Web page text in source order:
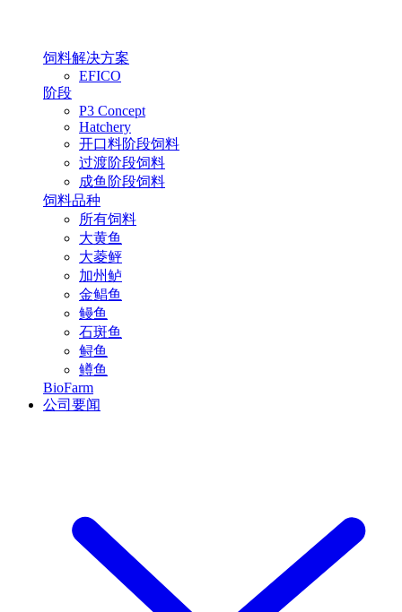
饲料解决方案
EFICO
阶段
P3 Concept
Hatchery
开口料阶段饲料
过渡阶段饲料
成鱼阶段饲料
饲料品种
所有饲料
大黄鱼
大菱鲆
加州鲈
金鲳鱼
鳗鱼
石斑鱼
鲟鱼
鳟鱼
BioFarm
公司要闻